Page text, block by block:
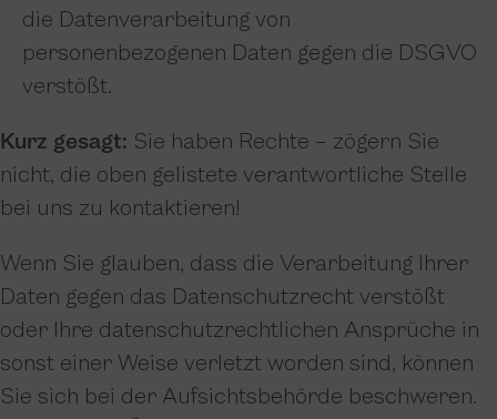
die Datenverarbeitung von
personenbezogenen Daten gegen die DSGVO
verstößt.
Kurz gesagt: Sie haben Rechte – zögern Sie
nicht, die oben gelistete verantwortliche Stelle
bei uns zu kontaktieren!
Wenn Sie glauben, dass die Verarbeitung Ihrer
Daten gegen das Datenschutzrecht verstößt
oder Ihre datenschutzrechtlichen Ansprüche in
sonst einer Weise verletzt worden sind, können
Sie sich bei der Aufsichtsbehörde beschweren.